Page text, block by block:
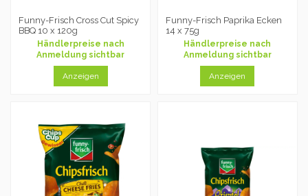
Funny-Frisch Cross Cut Spicy
BBQ 10 x 120g
Händlerpreise nach
Anmeldung sichtbar
Anzeigen
Funny-Frisch Paprika Ecken
14 x 75g
Händlerpreise nach
Anmeldung sichtbar
Anzeigen